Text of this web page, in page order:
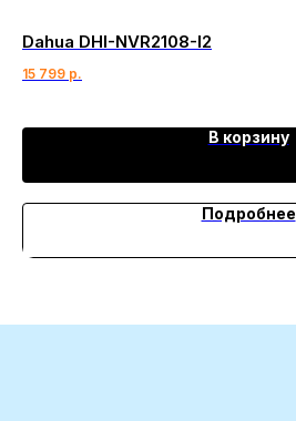
Dahua DHI-NVR2108-I2
15 799 р.
В корзину
Подробнее